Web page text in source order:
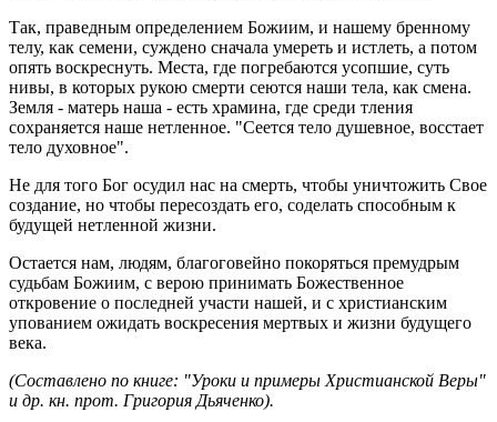
Так, праведным определением Божиим, и нашему бренному
телу, как семени, суждено сначала умереть и истлеть, а потом
опять воскреснуть. Места, где погребаются усопшие, суть
нивы, в которых рукою смерти сеются наши тела, как смена.
Земля - матерь наша - есть храмина, где среди тления
сохраняется наше нетленное. "Сеется тело душевное, восстает
тело духовное".
Не для того Бог осудил нас на смерть, чтобы уничтожить Свое
создание, но чтобы пересоздать его, соделать способным к
будущей нетленной жизни.
Остается нам, людям, благоговейно покоряться премудрым
судьбам Божиим, с верою принимать Божественное
откровение о последней участи нашей, и с христианским
упованием ожидать воскресения мертвых и жизни будущего
века.
(Составлено по книге: "Уроки и примеры Христианской Веры"
и др. кн. прот. Григория Дьяченко).